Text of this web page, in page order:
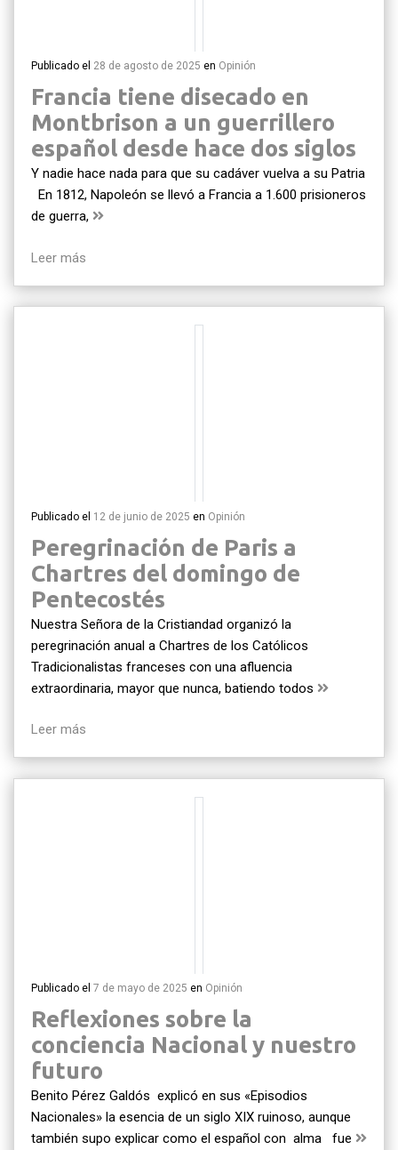
Publicado el 28 de agosto de 2025 en Opinión
Francia tiene disecado en
Montbrison a un guerrillero
español desde hace dos siglos
Y nadie hace nada para que su cadáver vuelva a su Patria
En 1812, Napoleón se llevó a Francia a 1.600 prisioneros
de guerra,
Leer más
Publicado el 12 de junio de 2025 en Opinión
Peregrinación de Paris a
Chartres del domingo de
Pentecostés
Nuestra Señora de la Cristiandad organizó la
peregrinación anual a Chartres de los Católicos
Tradicionalistas franceses con una afluencia
extraordinaria, mayor que nunca, batiendo todos
Leer más
Publicado el 7 de mayo de 2025 en Opinión
Reflexiones sobre la
conciencia Nacional y nuestro
futuro
Benito Pérez Galdós explicó en sus «Episodios
Nacionales» la esencia de un siglo XIX ruinoso, aunque
también supo explicar como el español con alma fue